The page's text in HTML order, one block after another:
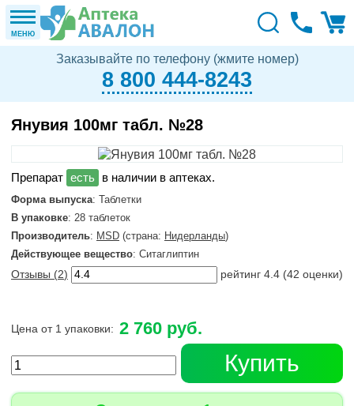
МЕНЮ
Заказывайте по телефону (жмите номер)
8 800 444-8243
Янувия 100мг табл. №28
в наличии в аптеках.
Форма выпуска: Таблетки
В упаковке: 28 таблеток
Производитель: MSD (страна: Нидерланды)
Действующее вещество: Ситаглиптин
Отзывы (2) рейтинг 4.4 (42 оценки)
Цена от 1 упаковки: 2 760 руб.
Купить